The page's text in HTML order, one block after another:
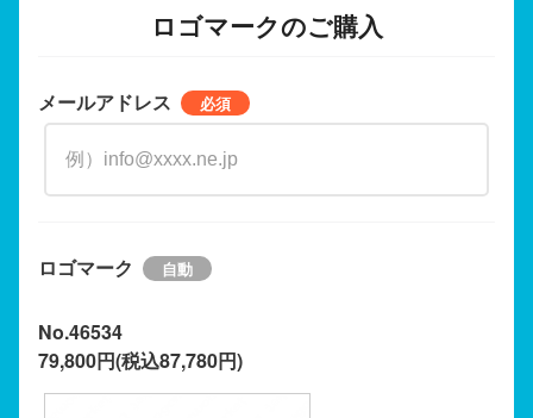
ロゴマークのご購入
メールアドレス
ロゴマーク
No.46534
79,800円(税込87,780円)